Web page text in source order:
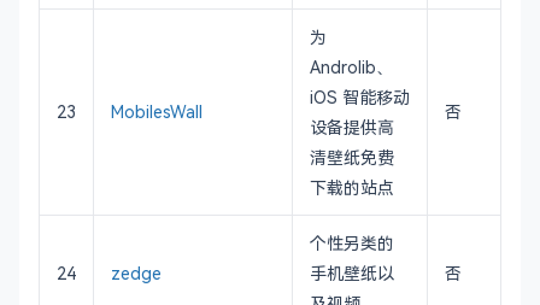
23 MobilesWall
为
Androlib、
iOS 智能移动
设备提供高
清壁纸免费
下载的站点
否
24 zedge
个性另类的
手机壁纸以
否